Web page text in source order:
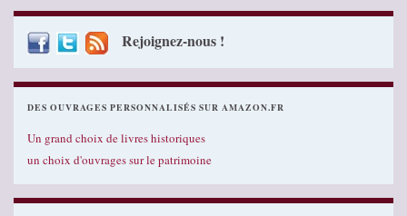
Rejoignez-nous !
DES OUVRAGES PERSONNALISÉS SUR AMAZON.FR
Un grand choix de livres historiques
un choix d'ouvrages sur le patrimoine